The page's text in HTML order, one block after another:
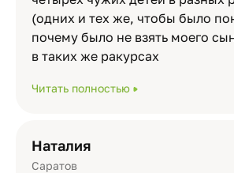
(одних и тех же, чтобы было
почему было не взять моего
в таких же ракурсах
Читать полностью
Наталия
Саратов